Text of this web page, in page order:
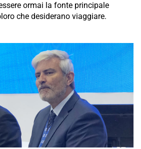
ormai la fonte principale
che desiderano viaggiare.